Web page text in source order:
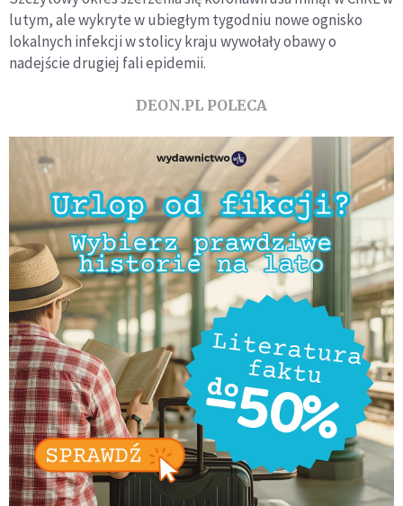
lutym, ale wykryte w ubiegłym tygodniu nowe ognisko
lokalnych infekcji w stolicy kraju wywołały obawy o
nadejście drugiej fali epidemii.
DEON.PL POLECA